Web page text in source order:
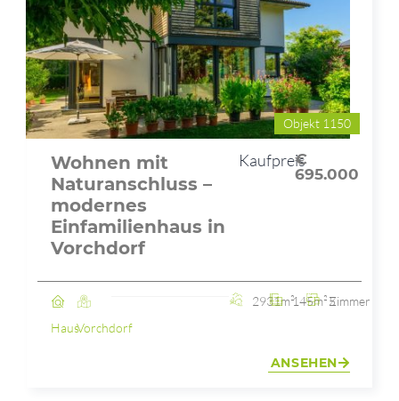
Objekt 1150
Wohnen mit
Naturanschluss –
modernes
Einfamilienhaus in
Vorchdorf
Kaufpreis
€
695.000
HausVorchdorf
2931m²145m²5 Zimmer
ANSEHEN